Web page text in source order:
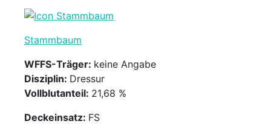
Stammbaum
WFFS-Träger: keine Angabe
Disziplin: Dressur
Vollblutanteil: 21,68 %
Deckeinsatz: FS